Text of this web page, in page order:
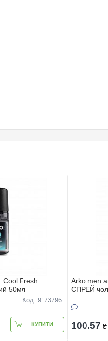
Cool Fresh
50мл
Код: 9173796
КУПИТИ
Arko men
СПРЕЙ
100.57 ₴